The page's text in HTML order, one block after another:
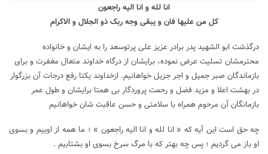
انا لله و انا الیه راجعون
کل من علیها فان و یبقی وجه ربک ذو الجلال و الاکرام
درگذشت ابو الشهید پدر برادر عزیز علی پرتوسعد را به ایشان و خانواده
محترمشان تسلیت عرض نموده، برایشان از درگاه خداوند متعال مغفرت و برای
بازماندگان صبر جمیل و اجر جزیل خواهانیم. ازخداوند یکتا رفع درجات آن بزرگوار
در بهشت اعلا و مزید فضل و رحمت پروردگار بی همتا برایشان و طول عمر
بازمانگان آن مرحوم همراه با سلامتی و حسن عاقبت شان خواهانیم
چه حق است این آیه که « انا لله و انا الیه راجعون » ؛ ما همه از اوییم و بسوی
او باز می گردیم ؛ پس چه بهتر که با مرگ سرخ بسوی او بشتابیم .